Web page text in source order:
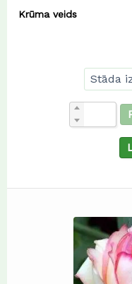
Krūma veids